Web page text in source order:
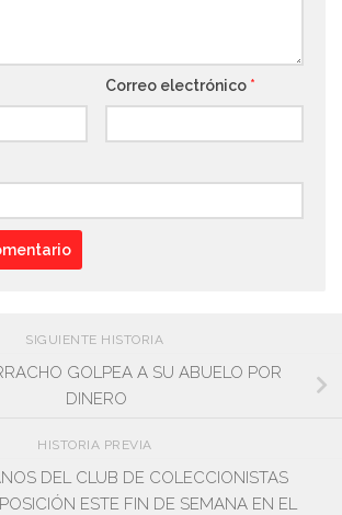
Correo electrónico *
SIGUIENTE HISTORIA
GOLPEA A SU ABUELO POR
DINERO
HISTORIA PREVIA
DEL CLUB DE COLECCIONISTAS
ESTE FIN DE SEMANA EN EL